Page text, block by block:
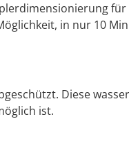
in nur 10
Diese
ist.